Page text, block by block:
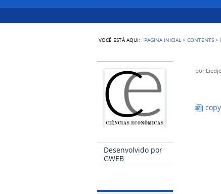
VOCÊ ESTÁ AQUI: PÁGINA INICIAL >CONTENTS >
Desenvolvido por
GWEB
por